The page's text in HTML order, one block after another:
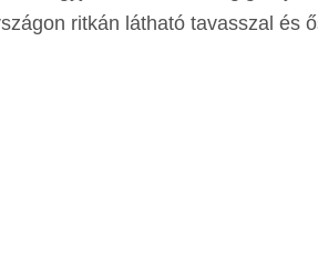
ritkán látható tavasszal és